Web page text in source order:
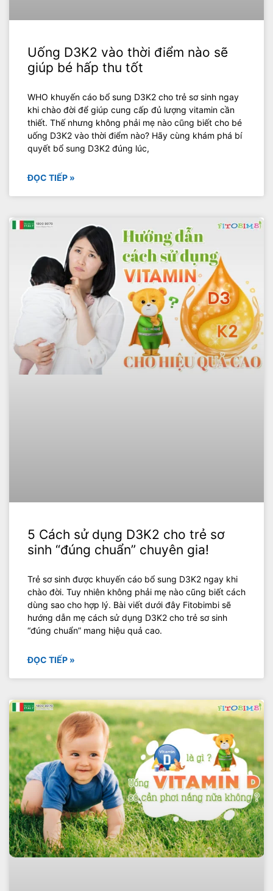
Uống D3K2 vào thời điểm nào sẽ
giúp bé hấp thu tốt
WHO khuyến cáo bổ sung D3K2 cho trẻ sơ sinh ngay
khi chào đời để giúp cung cấp đủ lượng vitamin cần
thiết. Thế nhưng không phải mẹ nào cũng biết cho bé
uống D3K2 vào thời điểm nào? Hãy cùng khám phá bí
quyết bổ sung D3K2 đúng lúc,
ĐỌC TIẾP »
5 Cách sử dụng D3K2 cho trẻ sơ
sinh “đúng chuẩn” chuyên gia!
Trẻ sơ sinh được khuyến cáo bổ sung D3K2 ngay khi
chào đời. Tuy nhiên không phải mẹ nào cũng biết cách
dùng sao cho hợp lý. Bài viết dưới đây Fitobimbi sẽ
hướng dẫn mẹ cách sử dụng D3K2 cho trẻ sơ sinh
“đúng chuẩn” mang hiệu quả cao.
ĐỌC TIẾP »